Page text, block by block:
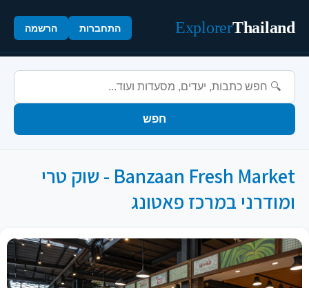
Thailand
Explorer התחברות הרשמה
חפש
Banzaan Fresh Market - שוק טרי
ומודרני במרכז פאטונג